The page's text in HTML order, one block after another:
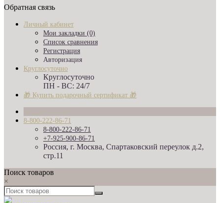
Обратная связь
Личный кабинет
Мои закладки (0)
Список сравнения
Регистрация
Авторизация
Круглосуточно
Круглосуточно
ПН - ВС: 24/7
🎁 Купить подарочный сертификат 🎁
8-800-222-86-71
8-800-222-86-71
+7-925-900-86-71
Россия, г. Москва, Спартаковский переулок д.2,
стр.11
Поиск товаров
×